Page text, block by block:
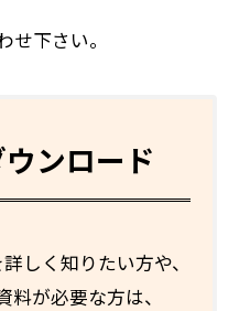
せ下さい。
ンロード
しく知りたい方や、
が必要な方は、